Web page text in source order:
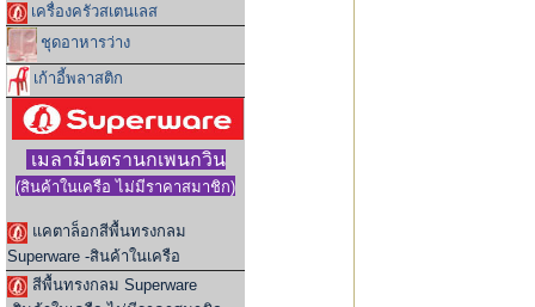
เครื่องครัวสเตนเลส
ชุดอาหารว่าง
เก้าอี้พลาสติก
เมลามีนตรานกเพนกวิน
(สินค้าในเครือ ไม่มีราคาสมาชิก)
แคตาล็อกสีพื้นทรงกลม
Superware -สินค้าในเครือ
สีพื้นทรงกลม Superware